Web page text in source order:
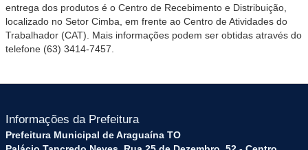
entrega dos produtos é o Centro de Recebimento e Distribuição,
localizado no Setor Cimba, em frente ao Centro de Atividades do
Trabalhador (CAT). Mais informações podem ser obtidas através do
telefone (63) 3414-7457.
Informações da Prefeitura
Prefeitura Municipal de Araguaína TO